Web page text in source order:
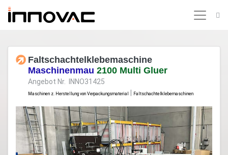
Faltschachtelklebemaschine
Maschinenmau 2100 Multi Gluer
Angebot Nr. INNO31425
Maschinen z. Herstellung von Verpackungsmaterial Faltschachtelklebemaschinen